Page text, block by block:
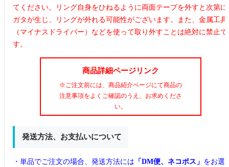
てください。リング自身をひねるように両面テープを外すと次第に
ガタが生じ、リングが外れる可能性がございます。また、金属工具
（マイナスドライバー）などを使って取り外すことは絶対に禁止で
す。
商品詳細ページリンク
※ご注文前には、商品紹介ページにて商品の
注意事項をよくご確認のうえ、お求めくださ
い。
発送方法、お支払いについて
・単品でご注文の場合、発送方法には 「DM便、ネコポス」 をお選